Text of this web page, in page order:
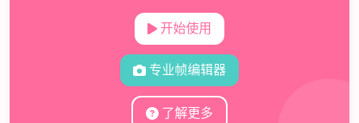
开始使用
专业帧编辑器
了解更多